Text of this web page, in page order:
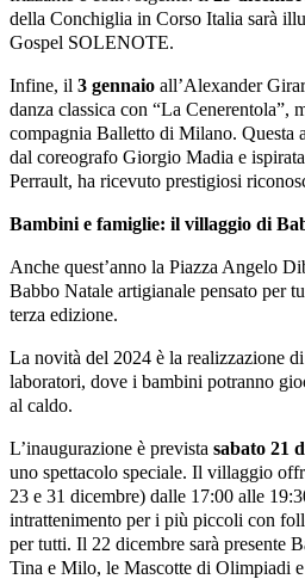
della Conchiglia in Corso Italia sarà
Gospel SOLENOTE.
Infine, il 3 gennaio all’Alexander
danza classica con “La Cenerentola”,
compagnia Balletto di Milano. Questa
dal coreografo Giorgio Madia e
Perrault, ha ricevuto prestigiosi
Bambini e famiglie: il villaggio di
Anche quest’anno la Piazza Angelo
Babbo Natale artigianale pensato per
terza edizione.
La novità del 2024 è la realizzazione di
laboratori, dove i bambini potranno
al caldo.
L’inaugurazione è prevista sabato 21
uno spettacolo speciale. Il villaggio
23 e 31 dicembre) dalle 17:00 alle
intrattenimento per i più piccoli con
per tutti. Il 22 dicembre sarà presente
Tina e Milo, le Mascotte di Olimpiadi